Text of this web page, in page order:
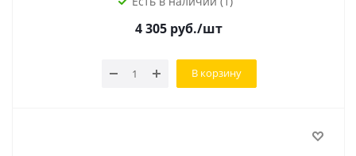
4 305 руб./шт
В корзину